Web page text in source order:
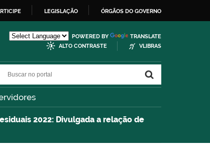
LEGISLAÇÃO ÓRGÃOS DO GOVERNO
POWERED BY
TRANSLATE
ALTO CONTRASTE
VLIBRAS
2022: Divulgada a relação de